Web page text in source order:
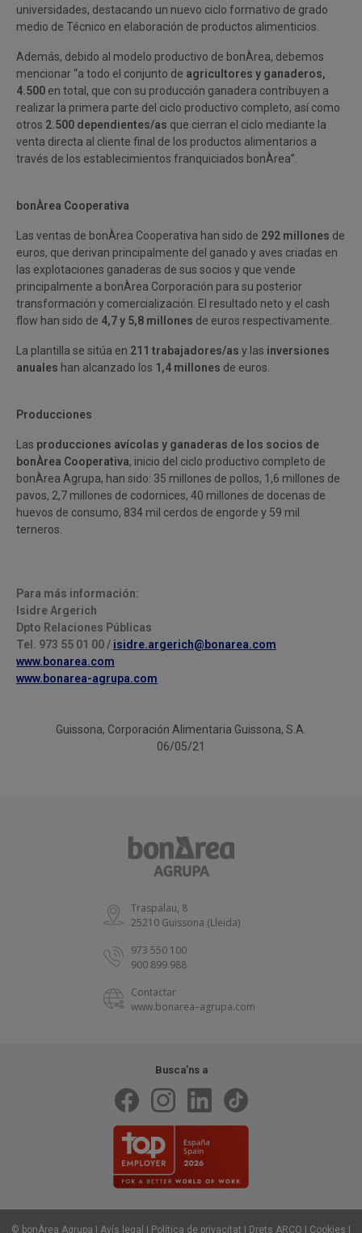
universidades, destacando un nuevo ciclo formativo de grado
medio de Técnico en elaboración de productos alimenticios.
Además, debido al modelo productivo de bonÀrea, debemos
mencionar “a todo el conjunto de agricultores y ganaderos,
4.500 en total, que con su producción ganadera contribuyen a
realizar la primera parte del ciclo productivo completo, así como
otros 2.500 dependientes/as que cierran el ciclo mediante la
venta directa al cliente final de los productos alimentarios a
través de los establecimientos franquiciados bonÀrea”.
bonÀrea Cooperativa
Las ventas de bonÀrea Cooperativa han sido de 292 millones de
euros, que derivan principalmente del ganado y aves criadas en
las explotaciones ganaderas de sus socios y que vende
principalmente a bonÀrea Corporación para su posterior
transformación y comercialización. El resultado neto y el cash
flow han sido de 4,7 y 5,8 millones de euros respectivamente.
La plantilla se sitúa en 211 trabajadores/as y las inversiones
anuales han alcanzado los 1,4 millones de euros.
Producciones
Las producciones avícolas y ganaderas de los socios de
bonÀrea Cooperativa, inicio del ciclo productivo completo de
bonÀrea Agrupa, han sido: 35 millones de pollos, 1,6 millones de
pavos, 2,7 millones de codornices, 40 millones de docenas de
huevos de consumo, 834 mil cerdos de engorde y 59 mil
terneros.
Para más información:
Isidre Argerich
Dpto Relaciones Públicas
Tel. 973 55 01 00 / isidre.argerich@bonarea.com
www.bonarea.com
www.bonarea-agrupa.com
Guissona, Corporación Alimentaria Guissona, S.A.
06/05/21
Traspalau, 8
25210 Guissona (Lleida)
973 550 100
900 899 988
Contactar
www.bonarea–agrupa.com
Busca'ns a
© bonÀrea Agrupa | Avís legal | Política de privacitat | Drets ARCO | Cookies |